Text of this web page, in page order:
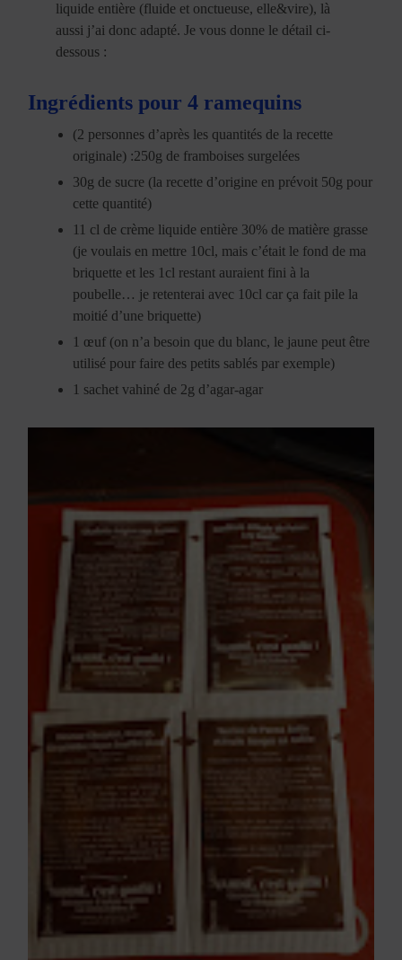
liquide entière (fluide et onctueuse, elle&vire), là
aussi j’ai donc adapté. Je vous donne le détail ci-
dessous :
Ingrédients pour 4 ramequins
(2 personnes d’après les quantités de la recette
originale) :250g de framboises surgelées
30g de sucre (la recette d’origine en prévoit 50g pour
cette quantité)
11 cl de crème liquide entière 30% de matière grasse
(je voulais en mettre 10cl, mais c’était le fond de ma
briquette et les 1cl restant auraient fini à la
poubelle… je retenterai avec 10cl car ça fait pile la
moitié d’une briquette)
1 œuf (on n’a besoin que du blanc, le jaune peut être
utilisé pour faire des petits sablés par exemple)
1 sachet vahiné de 2g d’agar-agar